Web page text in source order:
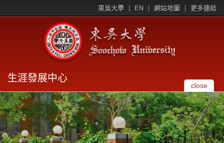
東吳大學 EN 網站地圖 更多連結
生涯發展中心
close